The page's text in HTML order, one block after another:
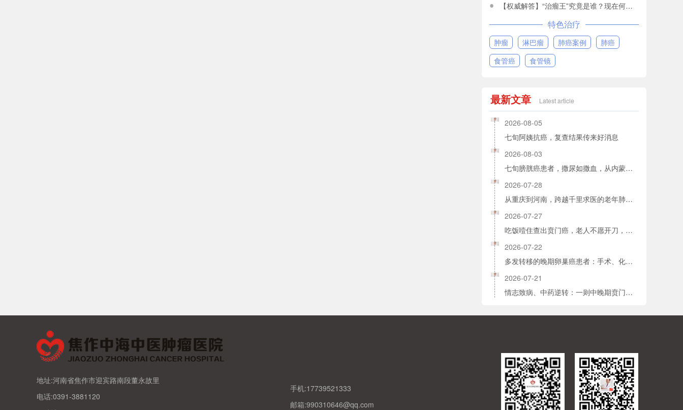
【权威解答】“治瘤王”究竟是谁？现在何处坐诊？
特色治疗
肿瘤 淋巴瘤 肺癌案例
肺癌
食管癌
食管镜
最新文章 Latest article
2026-08-05
七旬阿姨抗癌，复查结果传来好消息
2026-08-03
七旬膀胱癌患者，撒尿如撒血，从内蒙到河南，这趟求医路，走得太值得！
2026-07-28
从重庆到河南，跨越千里求医的老年肺癌患者，为何止不住抹起了眼泪？
2026-07-27
吃饭噎住查出贲门癌，老人不愿开刀，中医治疗结果让人惊喜
2026-07-22
多发转移的晚期卵巢癌患者：手术、化疗无果，是谁为她重开一条生路？
2026-07-21
情志致病、中药逆转：一则中晚期贲门腺癌的真实抗癌故事，弃化疗守生机，中医药攻克晚期肿瘤难题
地址:河南省焦作市迎宾路南段董永故里
电话:0391-3881120
手机:17739521333
邮箱:990310646@qq.com